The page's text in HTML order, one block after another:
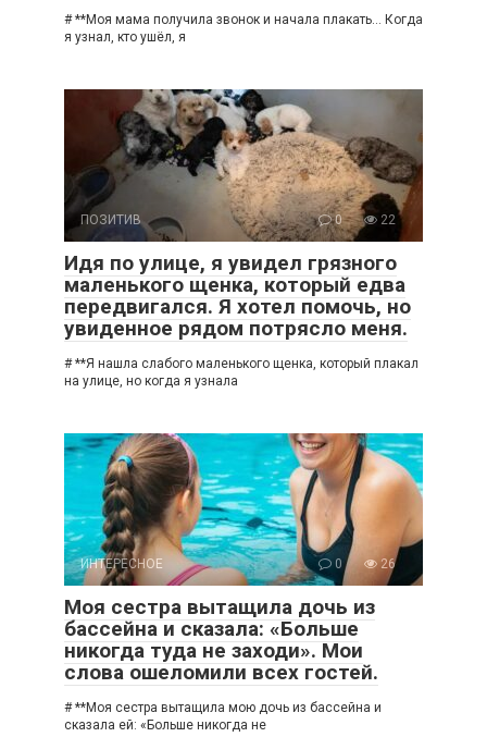
# **Моя мама получила звонок и начала плакать… Когда
я узнал, кто ушёл, я
ПОЗИТИВ 0 22
Идя по улице, я увидел грязного
маленького щенка, который едва
передвигался. Я хотел помочь, но
увиденное рядом потрясло меня.
# **Я нашла слабого маленького щенка, который плакал
на улице, но когда я узнала
ИНТЕРЕСНОЕ 0 26
Моя сестра вытащила дочь из
бассейна и сказала: «Больше
никогда туда не заходи». Мои
слова ошеломили всех гостей.
# **Моя сестра вытащила мою дочь из бассейна и
сказала ей: «Больше никогда не